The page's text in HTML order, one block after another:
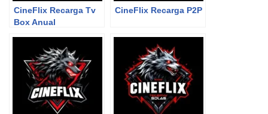
CineFlix Recarga Tv
Box Anual
CineFlix Recarga P2P